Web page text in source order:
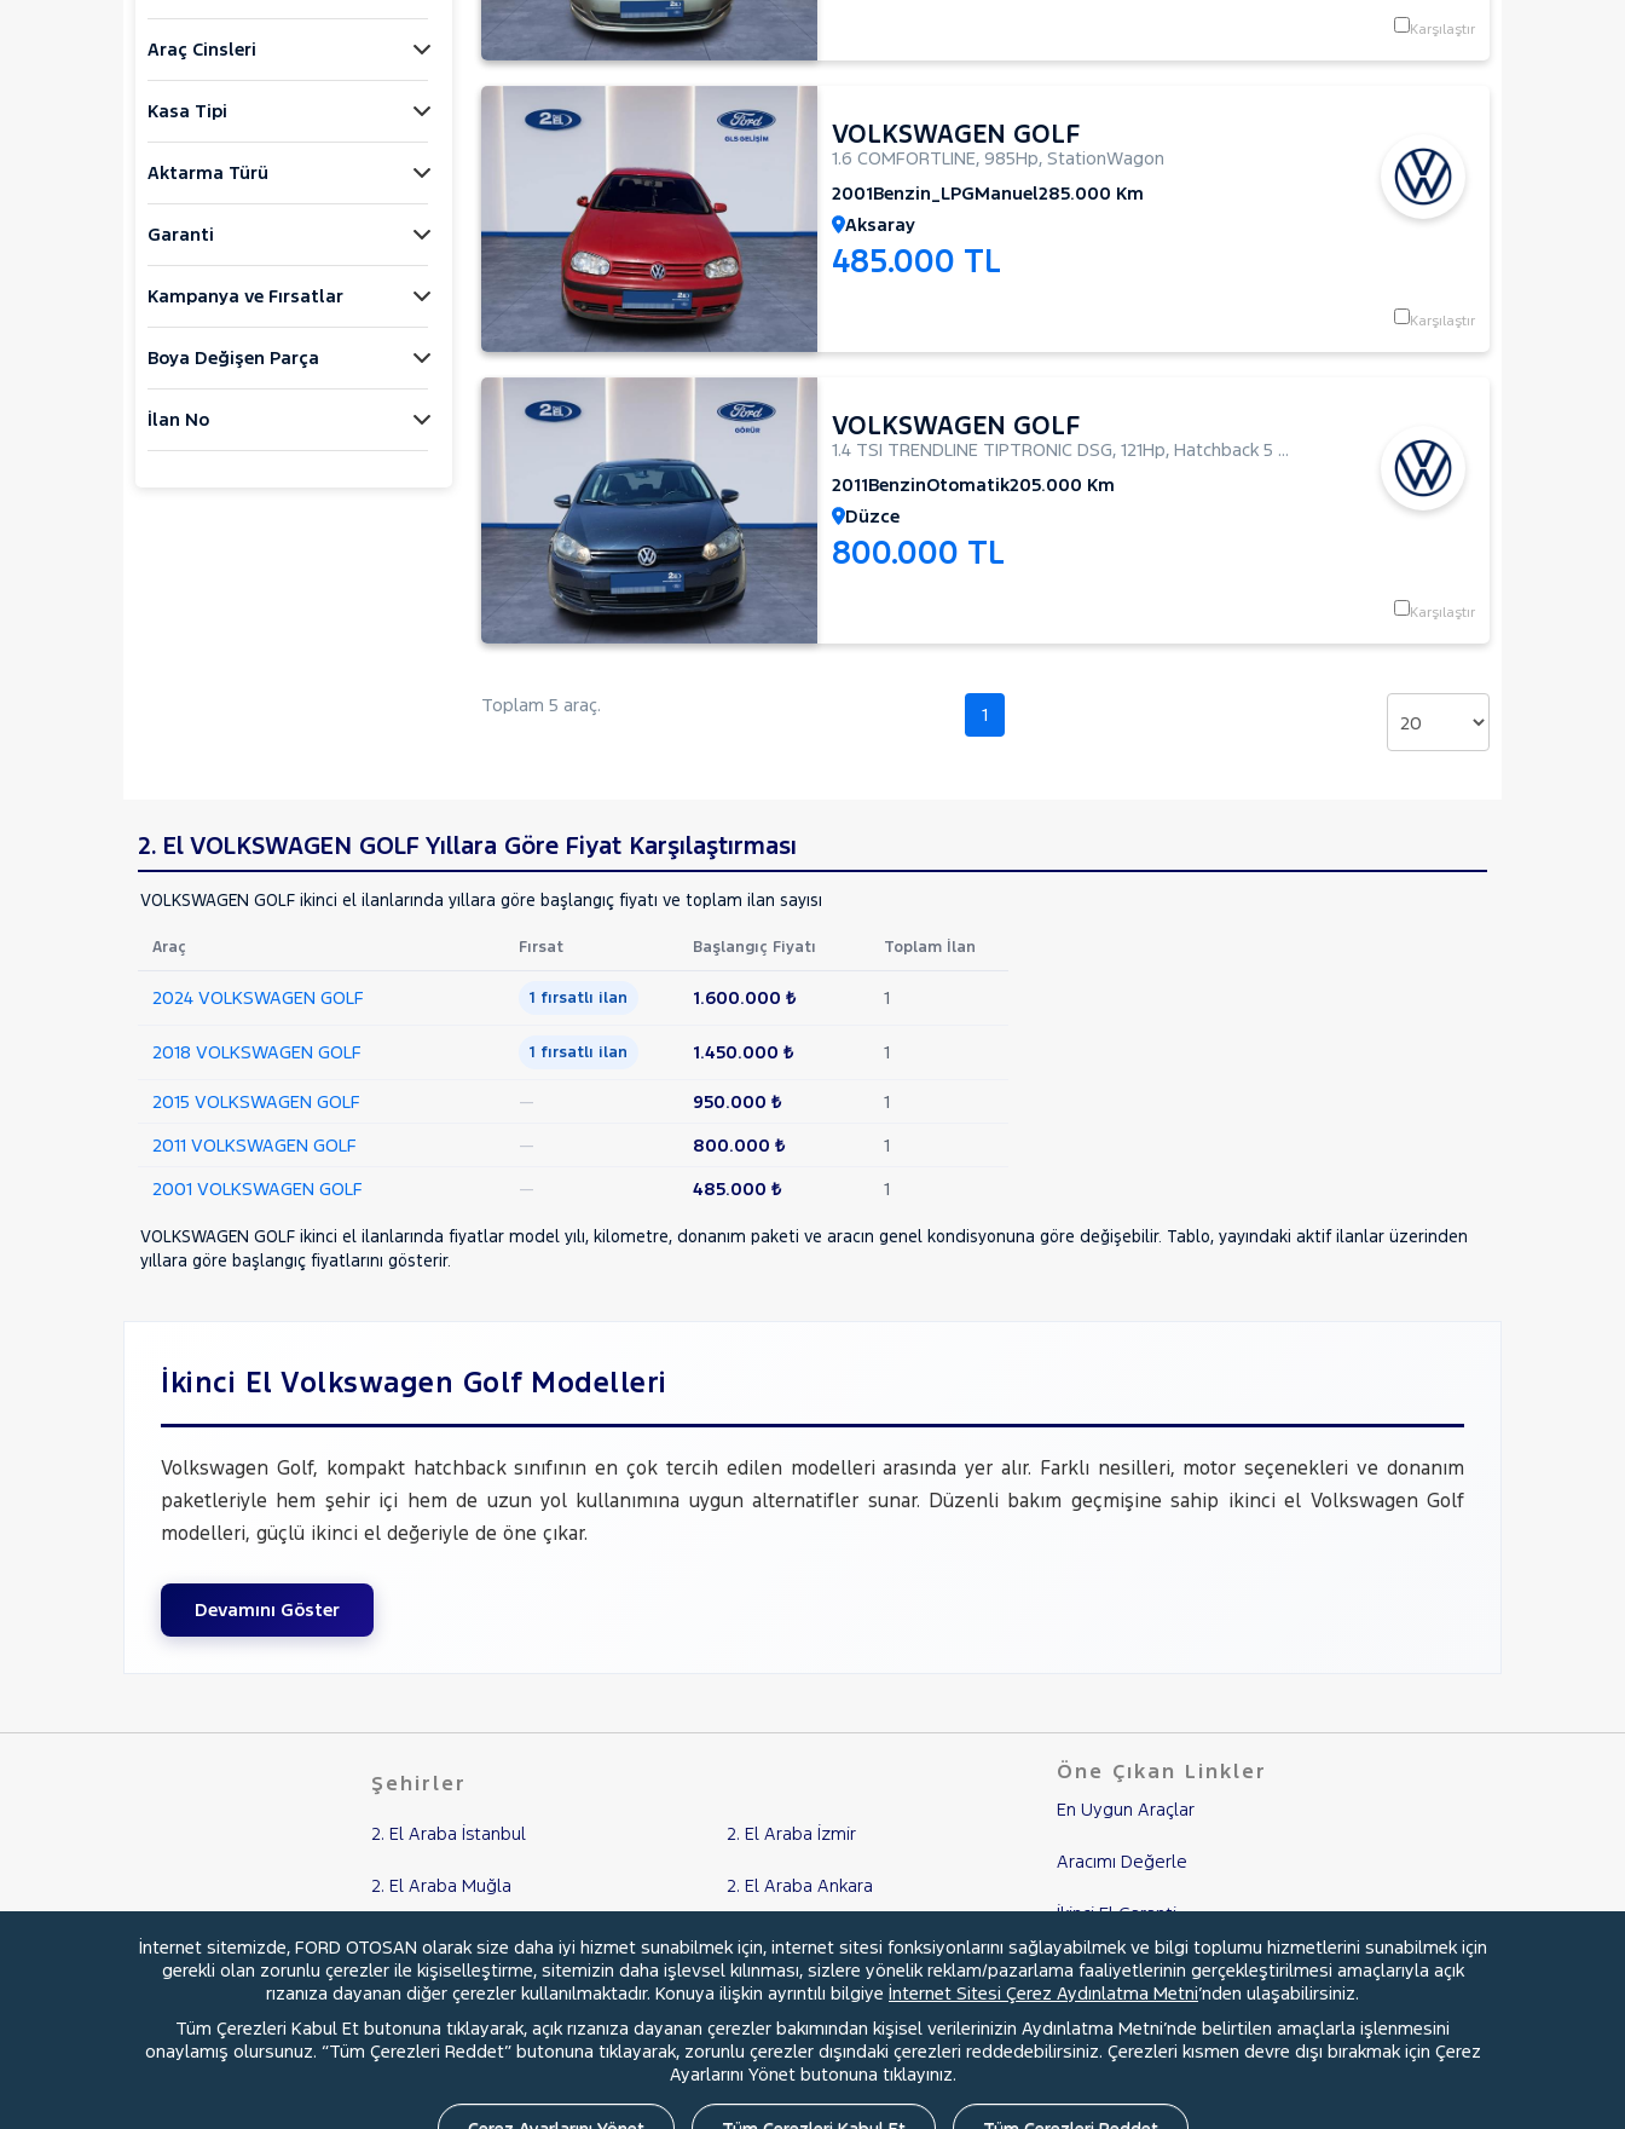
KIA
LANCIA
MAN
MERCEDES-BENZ
MINI
NISSAN
OPEL
PEUGEOT
GOLF
1.4 TSI BMT COMFORTLINE
1.4 TSI TRENDLINE TIPTRONIC
JETTA
POLO
Taigo
T-CROSS
TIGUAN
Araç Cinsleri
Kasa Tipi
Aktarma Türü
Garanti
Kampanya ve Fırsatlar
Boya Değişen Parça
İlan No
Karşılaştır
VOLKSWAGEN GOLF
1.6 COMFORTLINE, 985Hp, StationWagon
2001Benzin_LPGManuel285.000 Km
Aksaray
485.000 TL
Karşılaştır
VOLKSWAGEN GOLF
1.4 TSI TRENDLINE TIPTRONIC DSG, 121Hp, Hatchback 5 Kapı
2011BenzinOtomatik205.000 Km
Düzce
800.000 TL
Karşılaştır
Toplam 5 araç. 1
2. El VOLKSWAGEN GOLF Yıllara Göre Fiyat Karşılaştırması
VOLKSWAGEN GOLF ikinci el ilanlarında yıllara göre başlangıç fiyatı ve toplam ilan sayısı
Araç Fırsat Başlangıç Fiyatı Toplam İlan
2024 VOLKSWAGEN GOLF 1 fırsatlı ilan 1.600.000 ₺ 1
2018 VOLKSWAGEN GOLF 1 fırsatlı ilan 1.450.000 ₺ 1
2015 VOLKSWAGEN GOLF — 950.000 ₺
1
2011 VOLKSWAGEN GOLF
— 800.000 ₺
1
2001 VOLKSWAGEN GOLF
— 485.000 ₺ 1
VOLKSWAGEN GOLF ikinci el ilanlarında fiyatlar model yılı, kilometre, donanım paketi ve aracın genel kondisyonuna göre değişebilir. Tablo, yayındaki aktif ilanlar üzerinden
yıllara göre başlangıç fiyatlarını gösterir.
İkinci El Volkswagen Golf Modelleri
Volkswagen Golf, kompakt hatchback sınıfının en çok tercih edilen modelleri arasında yer alır. Farklı nesilleri, motor seçenekleri ve donanım
paketleriyle hem şehir içi hem de uzun yol kullanımına uygun alternatifler sunar. Düzenli bakım geçmişine sahip ikinci el Volkswagen Golf
modelleri, güçlü ikinci el değeriyle de öne çıkar.
Devamını Göster
Şehirler
2. El Araba İstanbul 2. El Araba İzmir
2. El Araba Muğla 2. El Araba Ankara
2. El Araba Balıkesir 2. El Araba Aydın
2. El Araba Adana 2. El Araba Kocaeli
2. El Araba Samsun Tüm Şehirler
Öne Çıkan Linkler
En Uygun Araçlar
Aracımı Değerle
İkinci El Garanti
Kampanyalar
Kredi Hesaplama & Başvuru
İnternet sitemizde, FORD OTOSAN olarak size daha iyi hizmet sunabilmek için, internet sitesi fonksiyonlarını sağlayabilmek ve bilgi toplumu hizmetlerini sunabilmek için
gerekli olan zorunlu çerezler ile kişiselleştirme, sitemizin daha işlevsel kılınması, sizlere yönelik reklam/pazarlama faaliyetlerinin gerçekleştirilmesi amaçlarıyla açık
rızanıza dayanan diğer çerezler kullanılmaktadır. Konuya ilişkin ayrıntılı bilgiye İnternet Sitesi Çerez Aydınlatma Metni’nden ulaşabilirsiniz.
Tüm Çerezleri Kabul Et butonuna tıklayarak, açık rızanıza dayanan çerezler bakımından kişisel verilerinizin Aydınlatma Metni’nde belirtilen amaçlarla işlenmesini
onaylamış olursunuz. “Tüm Çerezleri Reddet” butonuna tıklayarak, zorunlu çerezler dışındaki çerezleri reddedebilirsiniz. Çerezleri kısmen devre dışı bırakmak için Çerez
Ayarlarını Yönet butonuna tıklayınız.